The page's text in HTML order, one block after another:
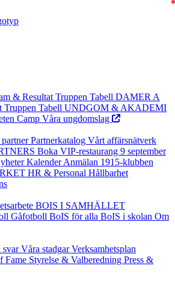
& Resultat Truppen Tabell DAMER A
Truppen Tabell UNDGOM & AKADEMI
Camp Våra ungdomslag
Partnerkatalog Vårt affärsnätverk
Boka VIP-restaurang 9 september
KalenderAnmälan 1915-klubben
HR & Personal Hållbarhet
BOIS I SAMHÄLLET
Gåfotboll BoIS för alla BoIS i skolan Om
svarVåra stadgarVerksamhetsplan
Fame Styrelse & Valberedning Press &
0